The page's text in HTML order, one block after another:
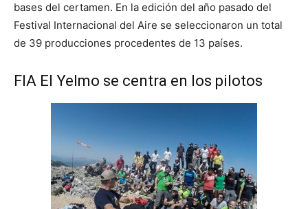
bases del certamen. En la edición del año pasado del
Festival Internacional del Aire se seleccionaron un total
de 39 producciones procedentes de 13 países.
FIA El Yelmo se centra en los pilotos